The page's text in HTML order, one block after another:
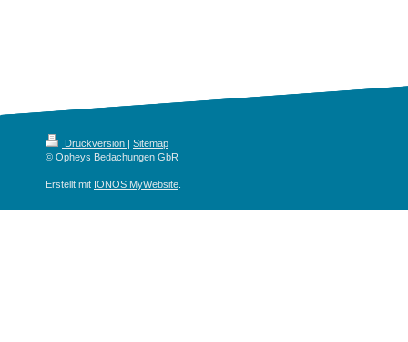
Druckversion | Sitemap
© Opheys Bedachungen GbR
Erstellt mit IONOS MyWebsite